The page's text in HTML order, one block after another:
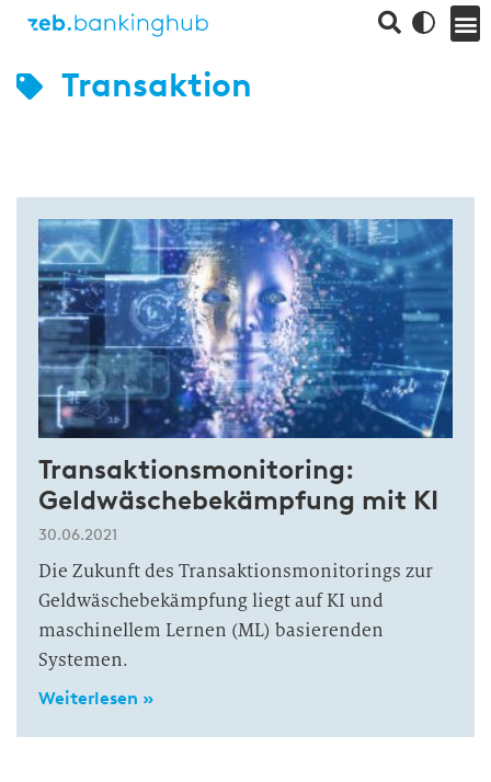
Transaktion
Transaktionsmonitoring:
Geldwäschebekämpfung mit KI
30.06.2021
Die Zukunft des Transaktionsmonitorings zur
Geldwäschebekämpfung liegt auf KI und
maschinellem Lernen (ML) basierenden
Systemen.
Weiterlesen »